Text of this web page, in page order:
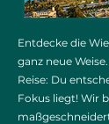
Entdecke die
ganz neue
Reise: Du
Fokus liegt! Wir